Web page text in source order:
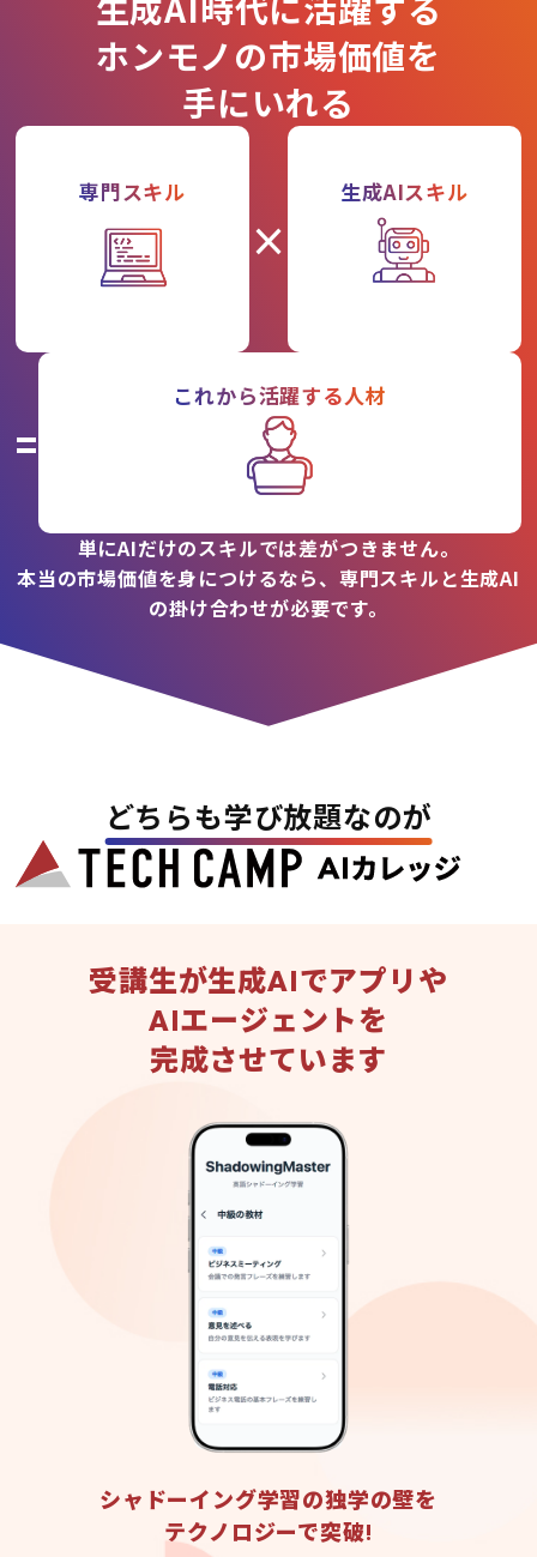
ホンモノの市場価値を
手にいれる
専門スキル
×
生成AIスキル
=
これから活躍する人材
単にAIだけのスキルでは差がつきません。
本当の市場価値を身につけるなら、専門スキルと生成AI
の掛け合わせが必要です。
どちらも学び放題なのが
受講生が生成AIでアプリや
AIエージェントを
完成させています
シャドーイング学習の独学の壁を
テクノロジーで突破!